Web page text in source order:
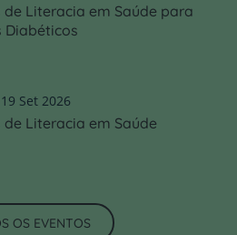
de Literacia em Saúde para
Diabéticos
19 Set 2026
de Literacia em Saúde
OS EVENTOS